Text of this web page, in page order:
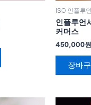
ISO 인플루
인플루언
커머스
450,000원
장바구